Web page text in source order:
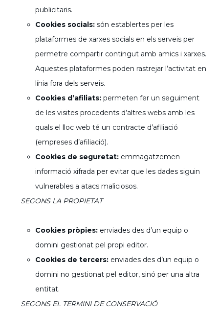
publicitaris.
Cookies socials: són establertes per les
plataformes de xarxes socials en els serveis per
permetre compartir contingut amb amics i xarxes.
Aquestes plataformes poden rastrejar l’activitat en
línia fora dels serveis.
Cookies d’afiliats: permeten fer un seguiment
de les visites procedents d’altres webs amb les
quals el lloc web té un contracte d’afiliació
(empreses d’afiliació).
Cookies de seguretat: emmagatzemen
informació xifrada per evitar que les dades siguin
vulnerables a atacs maliciosos.
SEGONS LA PROPIETAT
Cookies pròpies: enviades des d’un equip o
domini gestionat pel propi editor.
Cookies de tercers: enviades des d’un equip o
domini no gestionat pel editor, sinó per una altra
entitat.
SEGONS EL TERMINI DE CONSERVACIÓ